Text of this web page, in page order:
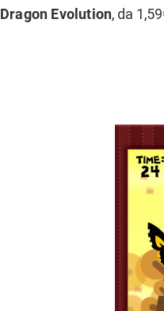
Dragon Evolution, da